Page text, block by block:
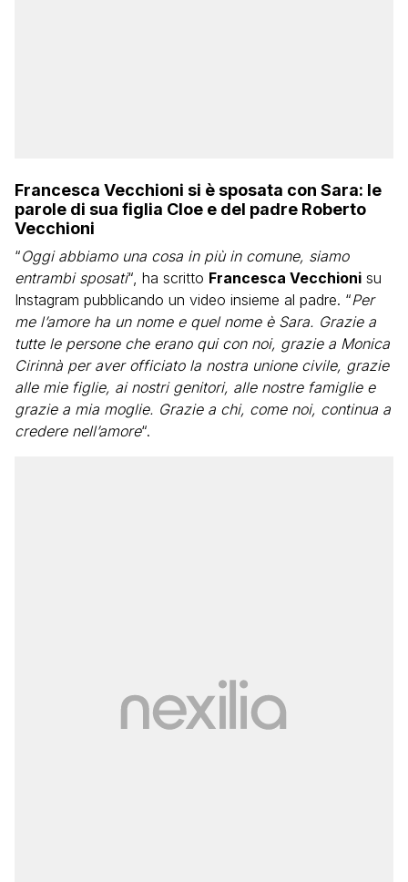
Francesca Vecchioni si è sposata con Sara: le
parole di sua figlia Cloe e del padre Roberto
Vecchioni
“Oggi abbiamo una cosa in più in comune, siamo
entrambi sposati“, ha scritto Francesca Vecchioni su
Instagram pubblicando un video insieme al padre. “Per
me l’amore ha un nome e quel nome è Sara. Grazie a
tutte le persone che erano qui con noi, grazie a Monica
Cirinnà per aver officiato la nostra unione civile, grazie
alle mie figlie, ai nostri genitori, alle nostre famiglie e
grazie a mia moglie. Grazie a chi, come noi, continua a
credere nell’amore“.